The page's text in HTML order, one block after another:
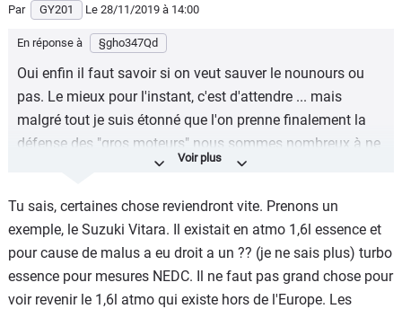
Par GY201 Le 28/11/2019 à 14:00
En réponse à §gho347Qd
Oui enfin il faut savoir si on veut sauver le nounours ou
pas. Le mieux pour l'instant, c'est d'attendre ... mais
malgré tout je suis étonné que l'on prenne finalement la
défense des "gros moteurs" nous sommes nombreux à ne
par rouler avec des V6 ou des V8 ceux qui vont raquer ont
ou quelques Type R ou autre mais là pour le coup il va
falloir que les constructeurs sortent des voitures plus
petites plus légeres avec des plus petits moteurs et ça ne
sera que mieux finalement.
Tu sais, certaines chose reviendront vite. Prenons un
exemple, le Suzuki Vitara. Il existait en atmo 1,6l essence et
pour cause de malus a eu droit a un ?? (je ne sais plus) turbo
essence pour mesures NEDC. Il ne faut pas grand chose pour
voir revenir le 1,6l atmo qui existe hors de l'Europe. Les